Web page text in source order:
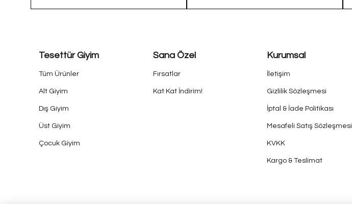
Tesettür Giyim
Tüm Ürünler
Alt Giyim
Dış Giyim
Üst Giyim
Çocuk Giyim
Sana Özel
Fırsatlar
Kat Kat İndirim!
Kurumsal
İletişim
Gizlilik Sözleşmesi
İptal & İade Politikası
Mesafeli Satış Sözleşmesi
KVKK
Kargo & Teslimat